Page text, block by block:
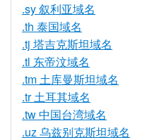
.sy 叙利亚域名
.th 泰国域名
.tj 塔吉克斯坦域名
.tl 东帝汶域名
.tm 土库曼斯坦域名
.tr 土耳其域名
.tw 中国台湾域名
.uz 乌兹别克斯坦域名